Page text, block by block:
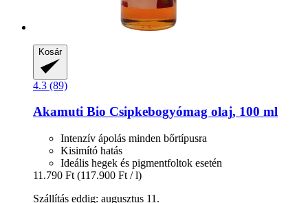
Kosár
4.3 (89)
Akamuti Bio Csipkebogyómag olaj, 100 ml
Intenzív ápolás minden bőrtípusra
Kisimító hatás
Ideális hegek és pigmentfoltok esetén
11.790 Ft (117.900 Ft / l)
Szállítás eddig: augusztus 11.